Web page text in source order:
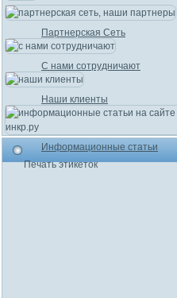
Партнерская Сеть
С нами сотрудничают
Наши клиенты
Информационные статьи
Печать этикеток